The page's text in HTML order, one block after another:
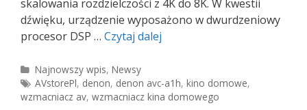
skalowania rozdzielczości z 4K do 8K. W kwestii
dźwięku, urządzenie wyposażono w dwurdzeniowy
procesor DSP … Czytaj dalej
Kategorie
Najnowszy wpis,Newsy
Tagi
AVstorePl, denon, denon avc-a1h,kino domowe,
wzmacniacz av, wzmacniacz kina domowego